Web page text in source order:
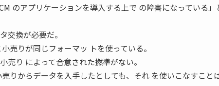
のアプリケーションを導入する上で の障害になっている」
交換が必要だ。
売りが同じフォーマッ トを使っている。
売り によって合意された撚準がない。
りからデータを入手したとしても、それ を使いこなすこと